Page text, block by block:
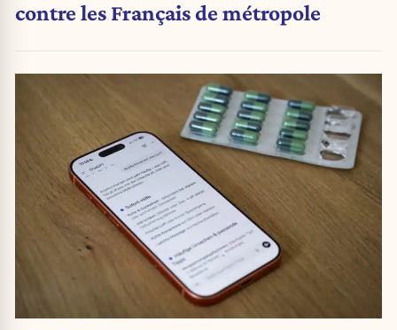
contre les Français de métropole